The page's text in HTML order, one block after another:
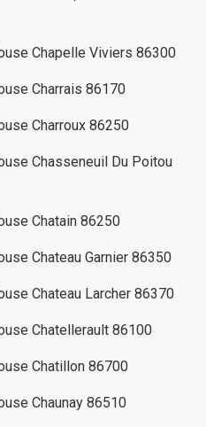
Chapelle Viviers 86300
Charrais 86170
Charroux 86250
Chasseneuil Du Poitou
Chatain 86250
Chateau Garnier 86350
Chateau Larcher 86370
Chatellerault 86100
Chatillon 86700
Chaunay 86510